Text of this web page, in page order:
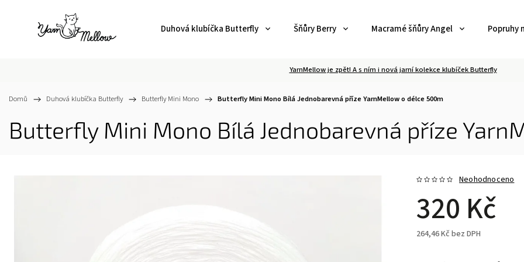
Duhová klubíčka Butterfly Šňůry Berry Macramé šňůry Angel Popruhy
YarnMellow je zpět! A s ním i nová jarní kolekce klubíček Butterfly
Domů / Duhová klubíčka Butterfly / Butterfly Mini Mono / Butterfly Mini Mono BíláJednobarevná příze YarnMellow o délce 500m
Butterfly Mini Mono Bílá Jednobarevná příze
Neohodnoceno
320 Kč
264,46 Kč bez DPH